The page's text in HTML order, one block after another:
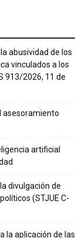
abusividad de los
vinculados a los
913/2026, 11 de
asesoramiento
artificial
divulgación de
(STJUE C-
la aplicación de las